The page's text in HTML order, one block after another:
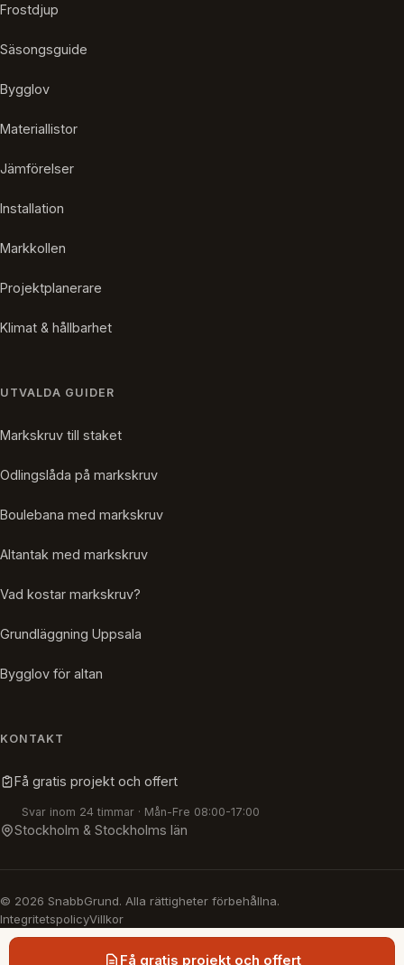
Frostdjup
Säsongsguide
Bygglov
Materiallistor
Jämförelser
Installation
Markkollen
Projektplanerare
Klimat & hållbarhet
UTVALDA GUIDER
Markskruv till staket
Odlingslåda på markskruv
Boulebana med markskruv
Altantak med markskruv
Vad kostar markskruv?
Grundläggning Uppsala
Bygglov för altan
KONTAKT
Få gratis projekt och offert
Svar inom 24 timmar · Mån-Fre 08:00-17:00
Stockholm & Stockholms län
© 2026 SnabbGrund. Alla rättigheter förbehållna.
IntegritetspolicyVillkor
Få gratis projekt och offert